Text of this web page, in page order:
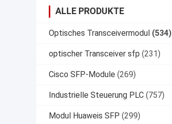
ALLE PRODUKTE
Optisches Transceivermodul (534)
optischer Transceiver sfp (231)
Cisco SFP-Module (269)
Industrielle Steuerung PLC (757)
Modul Huaweis SFP (299)